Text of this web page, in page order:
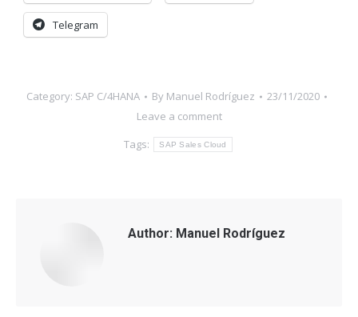
Telegram
Category: SAP C/4HANA By Manuel Rodríguez
23/11/2020
Leave a comment
Tags:
SAP Sales Cloud
Author: Manuel Rodríguez